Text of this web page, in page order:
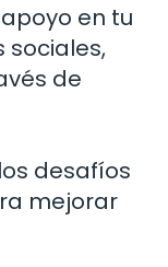
en tu
sociales,
de
desafíos
mejorar